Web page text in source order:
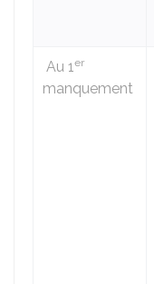
Au 1er
manquement